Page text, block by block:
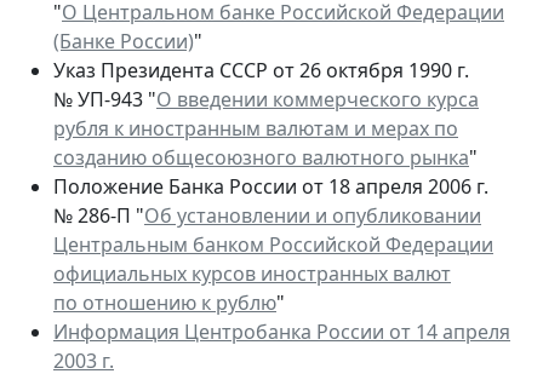
"О Центральном банке Российской Федерации
(Банке России)"
Указ Президента СССР от 26 октября 1990 г.
№ УП-943 "О введении коммерческого курса
рубля к иностранным валютам и мерах по
созданию общесоюзного валютного рынка"
Положение Банка России от 18 апреля 2006 г.
№ 286-П "Об установлении и опубликовании
Центральным банком Российской Федерации
официальных курсов иностранных валют
по отношению к рублю"
Информация Центробанка России от 14 апреля
2003 г.